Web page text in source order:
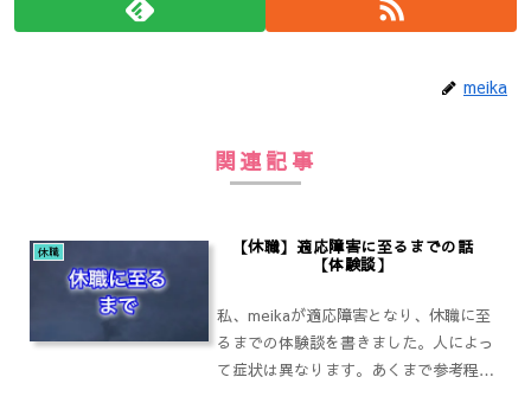
meika
関連記事
休職
【休職】適応障害に至るまでの話
【体験談】
私、meikaが適応障害となり、休職に至
るまでの体験談を書きました。人によっ
て症状は異なります。あくまで参考程度